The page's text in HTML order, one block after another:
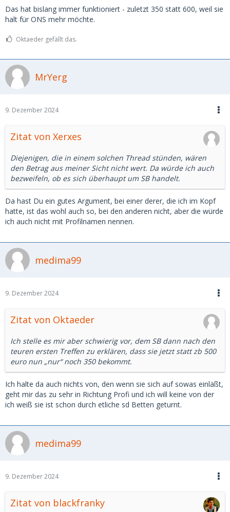
Das hat bislang immer funktioniert - zuletzt 350 statt 600, weil sie
halt für ONS mehr möchte.
Oktaeder gefällt das.
MrYerg
9. Dezember 2024
Zitat von Xerxes
Diejenigen, die in einem solchen Thread stünden, wären
den Betrag aus meiner Sicht nicht wert. Da würde ich auch
bezweifeln, ob es sich überhaupt um SB handelt.
Da hast Du ein gutes Argument, bei einer derer, die ich im Kopf
hatte, ist das wohl auch so, bei den anderen nicht, aber die würde
ich auch nicht mit Profilnamen nennen.
medima99
9. Dezember 2024
Zitat von Oktaeder
Ich stelle es mir aber schwierig vor, dem SB dann nach den
teuren ersten Treffen zu erklären, dass sie jetzt statt zb 500
euro nun „nur“ noch 350 bekommt.
Ich halte da auch nichts von, den wenn sie sich auf sowas einläßt,
geht mir das zu sehr in Richtung Profi und ich will keine von der
ich weiß sie ist schon durch etliche sd Betten geturnt.
medima99
9. Dezember 2024
Zitat von blackfranky